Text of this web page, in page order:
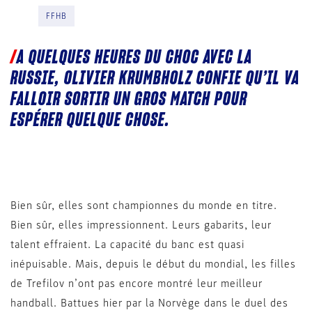
FFHB
A QUELQUES HEURES DU CHOC AVEC LA
RUSSIE, OLIVIER KRUMBHOLZ CONFIE QU’IL VA
FALLOIR SORTIR UN GROS MATCH POUR
ESPÉRER QUELQUE CHOSE.
Bien sûr, elles sont championnes du monde en titre.
Bien sûr, elles impressionnent. Leurs gabarits, leur
talent effraient. La capacité du banc est quasi
inépuisable. Mais, depuis le début du mondial, les filles
de Trefilov n’ont pas encore montré leur meilleur
handball. Battues hier par la Norvège dans le duel des